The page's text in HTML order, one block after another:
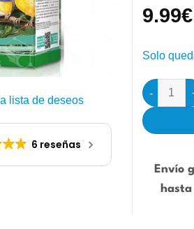
lista de deseos
6 reseñas
9.99€
Solo
Orniacidol
Envío